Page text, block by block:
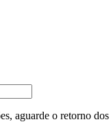
aguarde o retorno